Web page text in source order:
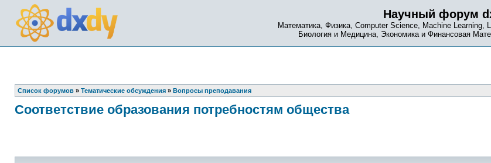
Научный форум
Математика, Физика, Computer Science, Machine Learning,
Биология и Медицина, Экономика и Финансовая
Список форумов » Тематические обсуждения » Вопросы преподавания
Соответствие образования потребностям общества